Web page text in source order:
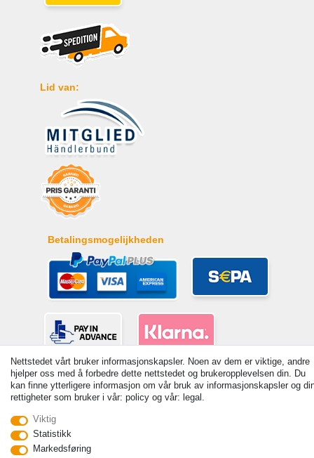
Lid van:
Betalingsmogelijkheden
© Copyright 2026 | Alle rettigheter forbeholdt. - Alle rechten voorbehouden. Prijzen zijn
inclusief wettelijk verplicht 19% btw Basisprijzen zie artikeldetail | * Geldt voor leveringen in
Withdraw from contract here
Nettstedet vårt bruker informasjonskapsler. Noen av dem er viktige, andre
hjelper oss med å forbedre dette nettstedet og brukeropplevelsen din. Du
kan finne ytterligere informasjon om vår bruk av informasjonskapsler og
rettigheter som bruker i vår: policy og vår: legal.
Viktig
Statistikk
Markedsføring